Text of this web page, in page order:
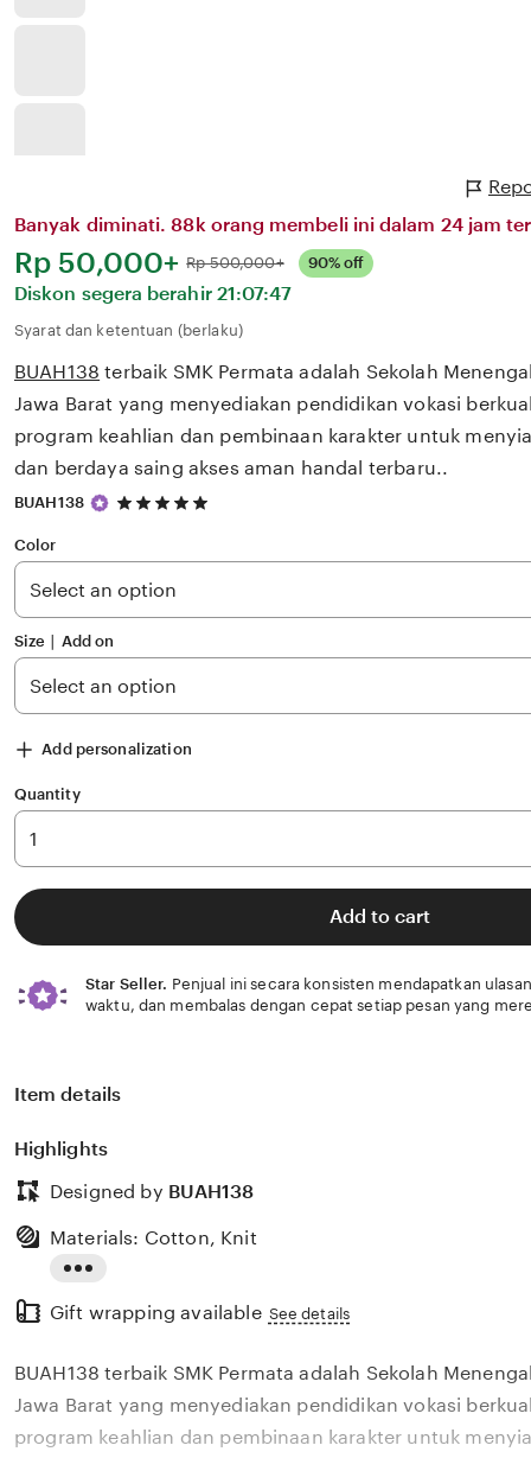
Banyak diminati. 88k orang membeli ini dalam 24 jam
Harga:
Rp 50,000+ Normal:
Rp 500,000+ 90% off
Diskon segera berahir 21:07:47
Syarat dan ketentuan (berlaku)
BUAH138 terbaik SMK Permata adalah Sekolah
Jawa Barat yang menyediakan pendidikan vokasi
program keahlian dan pembinaan karakter untuk
dan berdaya saing akses aman handal terbaru..
BUAH138
5
5
stars
Color
Size ∣ Add on
Add personalization
Quantity
Add to cart
Star Seller. Penjual ini secara konsisten mendapatkan
waktu, dan membalas dengan cepat setiap pesan yang
Item details
Highlights
Designed by BUAH138
the
description
Materials: Cotton, Knit
Gift wrapping available See details
BUAH138 terbaik SMK Permata adalah Sekolah
Jawa Barat yang menyediakan pendidikan vokasi
program keahlian dan pembinaan karakter untuk